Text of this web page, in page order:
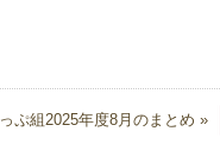
ぷ組2025年度8月のまとめ »